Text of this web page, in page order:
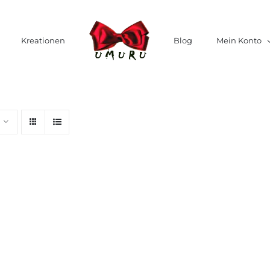
Kreationen Blog Mein Konto